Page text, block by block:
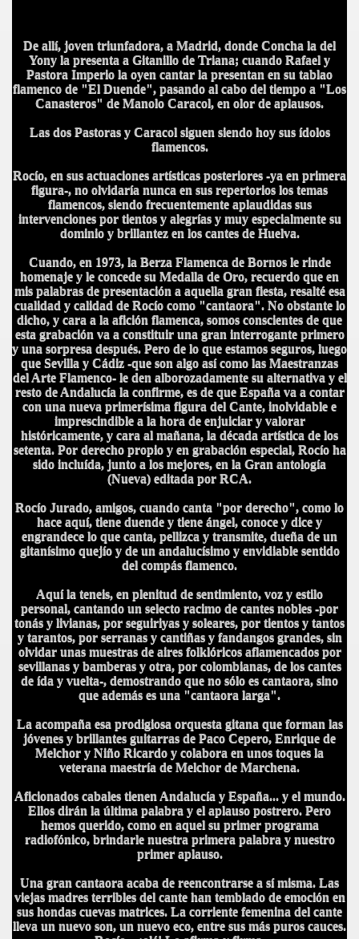
De allí, joven triunfadora, a Madrid, donde Concha la del
Yony la presenta a Gitanillo de Triana; cuando Rafael y
Pastora Imperio la oyen cantar la presentan en su tablao
flamenco de "El Duende", pasando al cabo del tiempo a "Los
Canasteros" de Manolo Caracol, en olor de aplausos.
Las dos Pastoras y Caracol siguen siendo hoy sus ídolos
flamencos.
Rocío, en sus actuaciones artísticas posteriores -ya en primera
figura-, no olvidaría nunca en sus repertorios los temas
flamencos, siendo frecuentemente aplaudidas sus
intervenciones por tientos y alegrías y muy especialmente su
dominio y brillantez en los cantes de Huelva.
Cuando, en 1973, la Berza Flamenca de Bornos le rinde
homenaje y le concede su Medalla de Oro, recuerdo que en
mis palabras de presentación a aquella gran fiesta, resalté esa
cualidad y calidad de Rocío como "cantaora". No obstante lo
dicho, y cara a la afición flamenca, somos conscientes de que
esta grabación va a constituir una gran interrogante primero
y una sorpresa después. Pero de lo que estamos seguros, luego
que Sevilla y Cádiz -que son algo así como las Maestranzas
del Arte Flamenco- le den alborozadamente su alternativa y el
resto de Andalucía la confirme, es de que España va a contar
con una nueva primerísima figura del Cante, inolvidable e
imprescindible a la hora de enjuiciar y valorar
históricamente, y cara al mañana, la década artística de los
setenta. Por derecho propio y en grabación especial, Rocío ha
sido incluída, junto a los mejores, en la Gran antología
(Nueva) editada por RCA.
Rocío Jurado, amigos, cuando canta "por derecho", como lo
hace aquí, tiene duende y tiene ángel, conoce y dice y
engrandece lo que canta, pellizca y transmite, dueña de un
gitanísimo quejío y de un andalucísimo y envidiable sentido
del compás flamenco.
Aquí la teneis, en plenitud de sentimiento, voz y estilo
personal, cantando un selecto racimo de cantes nobles -por
tonás y livianas, por seguiriyas y soleares, por tientos y tantos
y tarantos, por serranas y cantiñas y fandangos grandes, sin
olvidar unas muestras de aires folklóricos aflamencados por
sevillanas y bamberas y otra, por colombianas, de los cantes
de ída y vuelta-, demostrando que no sólo es cantaora, sino
que además es una "cantaora larga".
La acompaña esa prodigiosa orquesta gitana que forman las
jóvenes y brillantes guitarras de Paco Cepero, Enrique de
Melchor y Niño Ricardo y colabora en unos toques la
veterana maestría de Melchor de Marchena.
Aficionados cabales tienen Andalucía y España... y el mundo.
Ellos dirán la última palabra y el aplauso postrero. Pero
hemos querido, como en aquel su primer programa
radiofónico, brindarle nuestra primera palabra y nuestro
primer aplauso.
Una gran cantaora acaba de reencontrarse a sí misma. Las
viejas madres terribles del cante han temblado de emoción en
sus hondas cuevas matrices. La corriente femenina del cante
lleva un nuevo son, un nuevo eco, entre sus más puros cauces.